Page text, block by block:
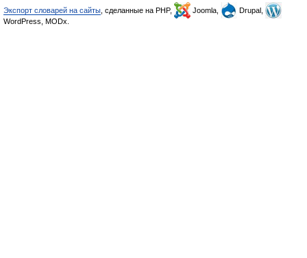
Экспорт словарей на сайты , сделанные на PHP, Joomla,
Drupal,
WordPress, MODx.